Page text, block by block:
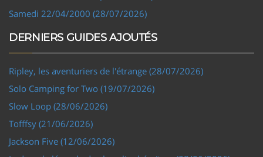
Samedi 22/04/2000 (28/07/2026)
DERNIERS GUIDES AJOUTÉS
Ripley, les aventuriers de l'étrange (28/07/2026)
Solo Camping for Two (19/07/2026)
Slow Loop (28/06/2026)
Tofffsy (21/06/2026)
Jackson Five (12/06/2026)